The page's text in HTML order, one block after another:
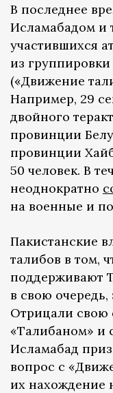
В последнее
Исламабадом и
участившихся
из
(«Движение
Например, 29
двойного
провинции
провинции
50 человек. В
неоднократно
на военные и
Пакистанские
талибов в том,
поддерживают
в свою
Отрицали свою
«Талибаном» и
Исламабад
вопрос с
их нахождение